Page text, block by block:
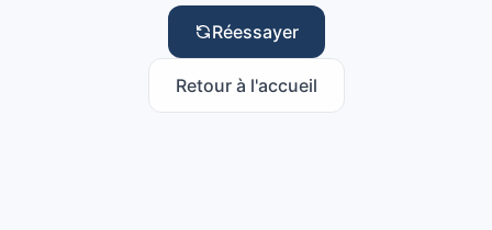
Réessayer
Retour à l'accueil